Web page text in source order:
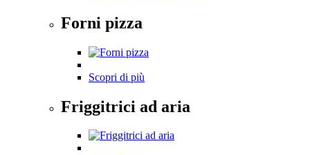
Forni pizza
Scopri di più
Friggitrici ad aria